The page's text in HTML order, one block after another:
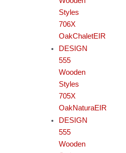
Styles
706X
OakChaletEIR
DESIGN
555
Wooden
Styles
705X
OakNaturaEIR
DESIGN
555
Wooden